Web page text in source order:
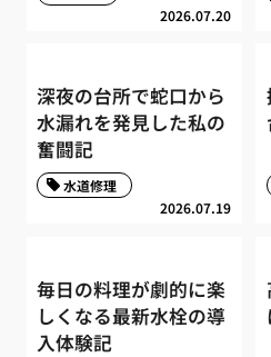
2026.07.20
深夜の台所で蛇口から
水漏れを発見した私の
奮闘記
2026.07.19
水道修理
毎日の料理が劇的に楽
しくなる最新水栓の導
入体験記